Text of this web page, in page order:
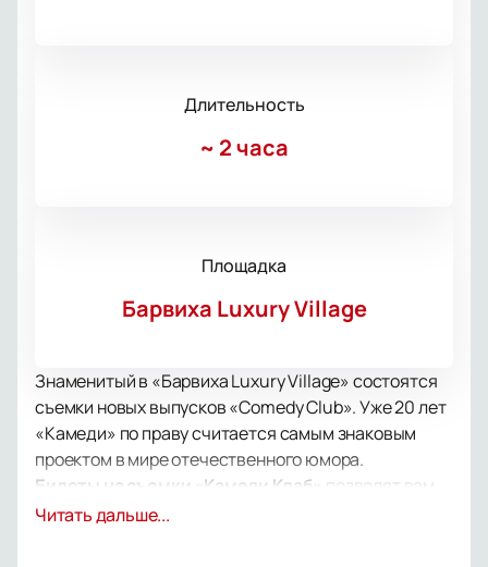
Длительность
~ 2 часа
Площадка
Барвиха Luxury Village
Знаменитый в «Барвиха Luxury Village» состоятся
съемки новых выпусков «Comedy Club». Уже 20 лет
«Камеди» по праву считается самым знаковым
проектом в мире отечественного юмора.
Билеты на съемки «Камеди Клаб»
позволят вам
заглянуть за кулисы шоу, первыми увидеть и
Читать дальше...